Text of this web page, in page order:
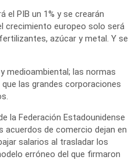
el PIB un 1% y se crearán
crecimiento europeo solo será
azúcar y metal. Y se
medioambiental; las normas
las grandes corporaciones
la Federación Estadounidense
acuerdos de comercio dejan en
salarios al trasladar los
erróneo del que firmaron